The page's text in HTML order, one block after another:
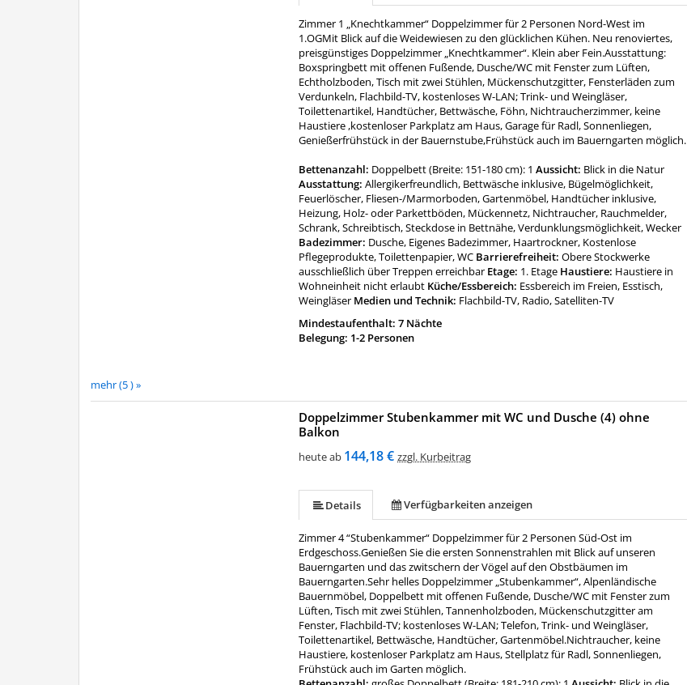
mehr (5 ) »
Zimmer 1 „Knechtkammer“ Doppelzimmer für 2 Personen Nord-West im
1.OGMit Blick auf die Weidewiesen zu den glücklichen Kühen. Neu renoviertes,
preisgünstiges Doppelzimmer „Knechtkammer“. Klein aber Fein.Ausstattung:
Boxspringbett mit offenen Fußende, Dusche/WC mit Fenster zum Lüften,
Echtholzboden, Tisch mit zwei Stühlen, Mückenschutzgitter, Fensterläden zum
Verdunkeln, Flachbild-TV, kostenloses W-LAN; Trink- und Weingläser,
Toilettenartikel, Handtücher, Bettwäsche, Föhn, Nichtraucherzimmer, keine
Haustiere ,kostenloser Parkplatz am Haus, Garage für Radl, Sonnenliegen,
Genießerfrühstück in der Bauernstube,Frühstück auch im Bauerngarten möglich.
Bettenanzahl: Doppelbett (Breite: 151-180 cm): 1 Aussicht: Blick in die Natur
Ausstattung:Allergikerfreundlich, Bettwäsche inklusive, Bügelmöglichkeit,
Feuerlöscher, Fliesen-/Marmorboden, Gartenmöbel, Handtücher inklusive,
Heizung, Holz- oder Parkettböden, Mückennetz, Nichtraucher, Rauchmelder,
Schrank, Schreibtisch, Steckdose in Bettnähe, Verdunklungsmöglichkeit, Wecker
Badezimmer: Dusche, Eigenes Badezimmer, Haartrockner, Kostenlose
Pflegeprodukte, Toilettenpapier, WC Barrierefreiheit:Obere Stockwerke
ausschließlich über Treppen erreichbar Etage: 1. Etage Haustiere: Haustiere in
Wohneinheit nicht erlaubt Küche/Essbereich: Essbereich im Freien, Esstisch,
Weingläser Medien und Technik: Flachbild-TV, Radio, Satelliten-TV
Mindestaufenthalt: 7 Nächte
Belegung: 1-2 Personen
Doppelzimmer Stubenkammer mit WC und Dusche (4) ohne
Balkon
heute ab 144,18 € zzgl. Kurbeitrag
Details Verfügbarkeiten anzeigen
Zimmer 4 “Stubenkammer“ Doppelzimmer für 2 Personen Süd-Ost im
Erdgeschoss.Genießen Sie die ersten Sonnenstrahlen mit Blick auf unseren
Bauerngarten und das zwitschern der Vögel auf den Obstbäumen im
Bauerngarten.Sehr helles Doppelzimmer „Stubenkammer“, Alpenländische
Bauernmöbel, Doppelbett mit offenen Fußende, Dusche/WC mit Fenster zum
Lüften, Tisch mit zwei Stühlen, Tannenholzboden, Mückenschutzgitter am
Fenster, Flachbild-TV; kostenloses W-LAN; Telefon, Trink- und Weingläser,
Toilettenartikel, Bettwäsche, Handtücher, Gartenmöbel.Nichtraucher, keine
Haustiere, kostenloser Parkplatz am Haus, Stellplatz für Radl, Sonnenliegen,
Frühstück auch im Garten möglich.